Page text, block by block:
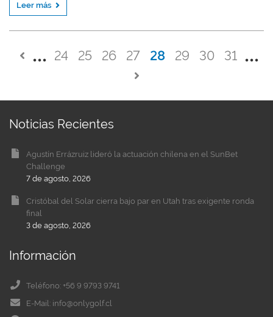
Leer más
24 25 26 27 28 29 30 31
Noticias Recientes
Agustín Errázruiz lideró la actuación chilena en el SunBet
Challenge
7 de agosto, 2026
Cristóbal del Solar cierra bajo par en Utah tras exigente ronda
final
3 de agosto, 2026
Información
Teléfono: +56 9 9793 9741
E-Mail: info@onlygolf.cl